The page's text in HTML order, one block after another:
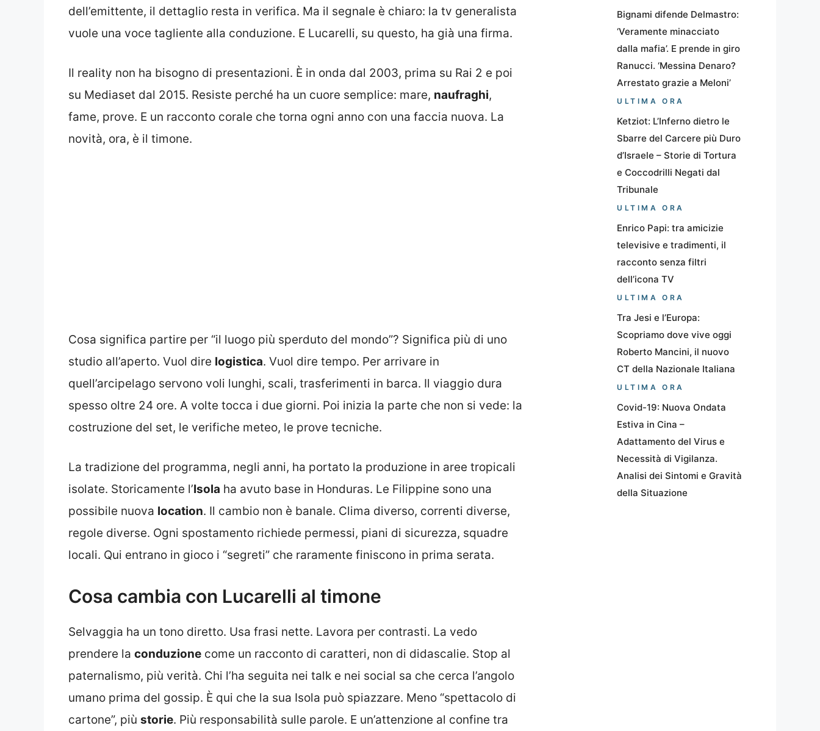
dell’emittente, il dettaglio resta in verifica. Ma il segnale è chiaro: la tv generalista
vuole una voce tagliente alla conduzione. E Lucarelli, su questo, ha già una firma.
Il reality non ha bisogno di presentazioni. È in onda dal 2003, prima su Rai 2 e poi
su Mediaset dal 2015. Resiste perché ha un cuore semplice: mare, naufraghi,
fame, prove. E un racconto corale che torna ogni anno con una faccia nuova. La
novità, ora, è il timone.
Cosa significa partire per “il luogo più sperduto del mondo”? Significa più di uno
studio all’aperto. Vuol dire logistica. Vuol dire tempo. Per arrivare in
quell’arcipelago servono voli lunghi, scali, trasferimenti in barca. Il viaggio dura
spesso oltre 24 ore. A volte tocca i due giorni. Poi inizia la parte che non si vede: la
costruzione del set, le verifiche meteo, le prove tecniche.
La tradizione del programma, negli anni, ha portato la produzione in aree tropicali
isolate. Storicamente l’Isola ha avuto base in Honduras. Le Filippine sono una
possibile nuova location. Il cambio non è banale. Clima diverso, correnti diverse,
regole diverse. Ogni spostamento richiede permessi, piani di sicurezza, squadre
locali. Qui entrano in gioco i “segreti” che raramente finiscono in prima serata.
Cosa cambia con Lucarelli al timone
Selvaggia ha un tono diretto. Usa frasi nette. Lavora per contrasti. La vedo
prendere la conduzione come un racconto di caratteri, non di didascalie. Stop al
paternalismo, più verità. Chi l’ha seguita nei talk e nei social sa che cerca l’angolo
umano prima del gossip. È qui che la sua Isola può spiazzare. Meno “spettacolo di
cartone”, più storie. Più responsabilità sulle parole. E un’attenzione al confine tra
Bignami difende Delmastro:
‘Veramente minacciato
dalla mafia’. E prende in giro
Ranucci. ‘Messina Denaro?
Arrestato grazie a Meloni’
ULTIMA ORA
Ketziot: L’Inferno dietro le
Sbarre del Carcere più Duro
d’Israele – Storie di Tortura
e Coccodrilli Negati dal
Tribunale
ULTIMA ORA
Enrico Papi: tra amicizie
televisive e tradimenti, il
racconto senza filtri
dell’icona TV
ULTIMA ORA
Tra Jesi e l’Europa:
Scopriamo dove vive oggi
Roberto Mancini, il nuovo
CT della Nazionale Italiana
ULTIMA ORA
Covid-19: Nuova Ondata
Estiva in Cina –
Adattamento del Virus e
Necessità di Vigilanza.
Analisi dei Sintomi e Gravità
della Situazione